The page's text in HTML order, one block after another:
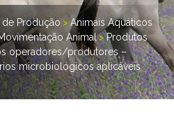
de Produção >Animais Aquáticos
Animal>Produtos
operadores/produtores –
microbiológicos aplicáveis